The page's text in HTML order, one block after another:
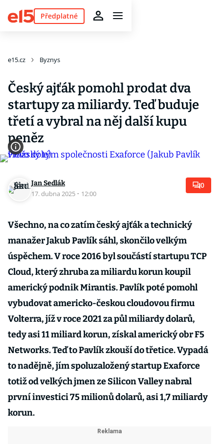
Předplatné
e15.cz Byznys
Český ajťák pomohl prodat dva
startupy za miliardy. Teď buduje
třetí a vybral na něj další kupu
peněz
Jan Sedlák
17. dubna 2025 · 12:00
0
Všechno, na co zatím český ajťák a technický
manažer Jakub Pavlík sáhl, skončilo velkým
úspěchem. V roce 2016 byl součástí startupu TCP
Cloud, který zhruba za miliardu korun koupil
americký podnik Mirantis. Pavlík poté pomohl
vybudovat americko-českou cloudovou firmu
Volterra, jíž v roce 2021 za půl miliardy dolarů,
tedy asi 11 miliard korun, získal americký obr F5
Networks. Teď to Pavlík zkouší do třetice. Vypadá
to nadějně, jím spoluzaložený startup Exaforce
totiž od velkých jmen ze Silicon Valley nabral
první investici 75 milionů dolarů, asi 1,7 miliardy
korun.